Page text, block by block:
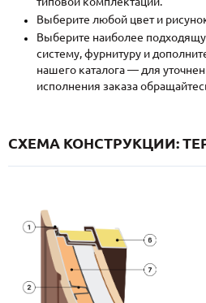
Каталог
Записаться
Выберите любой цвет и
Выберите наиболее
систему, фурнитуру и
нашего каталога — для
исполнения заказа
СХЕМА КОНСТРУКЦИИ: